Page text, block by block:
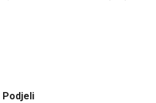
Podjeli